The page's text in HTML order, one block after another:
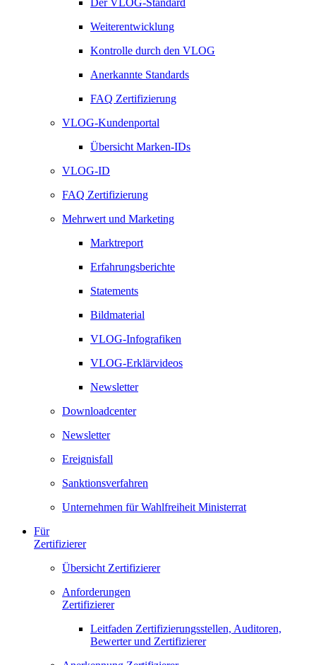
Der VLOG-Standard
Weiterentwicklung
Kontrolle durch den VLOG
Anerkannte Standards
FAQ Zertifizierung
VLOG-Kundenportal
Übersicht Marken-IDs
VLOG-ID
FAQ Zertifizierung
Mehrwert und Marketing
Marktreport
Erfahrungsberichte
Statements
Bildmaterial
VLOG-Infografiken
VLOG-Erklärvideos
Newsletter
Downloadcenter
Newsletter
Ereignisfall
Sanktionsverfahren
Unternehmen für Wahlfreiheit Ministerrat
Für
Zertifizierer
Übersicht Zertifizierer
Anforderungen
Zertifizierer
Leitfaden Zertifizierungsstellen, Auditoren,
Bewerter und Zertifizierer